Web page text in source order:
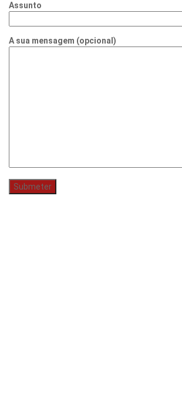
Assunto
A sua mensagem (opcional)